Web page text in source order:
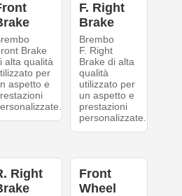
Brake
alta qualità
per
aspetto e
F. Right
Brake
Brembo
F. Right
Brake di alta
qualità
utilizzato per
un aspetto e
prestazioni
personalizzate.
Right
Front
Wheel